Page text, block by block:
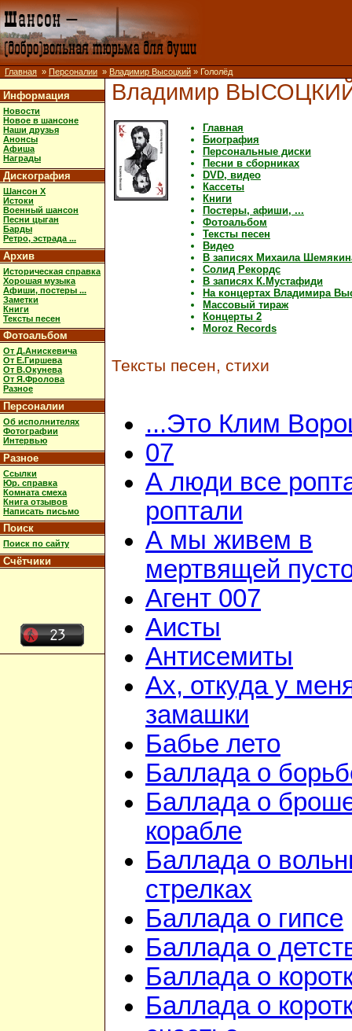
Главная » Персоналии » Владимир Высоцкий » Гололёд
Информация
Новости
Новое в шансоне
Наши друзья
Анонсы
Афиша
Награды
Дискография
Шансон X
Истоки
Военный шансон
Песни цыган
Барды
Ретро, эстрада ...
Архив
Историческая справка
Хорошая музыка
Афиши, постеры ...
Заметки
Книги
Тексты песен
Фотоальбом
От Д.Анискевича
От Е.Гиршева
От В.Окунева
От Я.Фролова
Разное
Персоналии
Об исполнителях
Фотографии
Интервью
Разное
Ссылки
Юр. справка
Комната смеха
Книга отзывов
Написать письмо
Поиск
Поиск по сайту
Счётчики
Владимир
Главная
Биография
Персональные диски
Песни в сборниках
DVD, видео
Кассеты
Книги
Постеры, афиши, ...
Фотоальбом
Тексты песен
Видео
В записях Михаила
Солид Рекордс
В записях К.Мустафиди
На концертах Владимира
Массовый тираж
Концерты 2
Moroz Records
Тексты песен, стихи
...Это Клим
07
А люди все
роптали
А мы живем в
мертвящей
Агент 007
Аисты
Антисемиты
Ах, откуда у
замашки
Бабье лето
Баллада о
Баллада о
корабле
Баллада о
стрелках
Баллада о гипсе
Баллада о
Баллада о
Баллада о